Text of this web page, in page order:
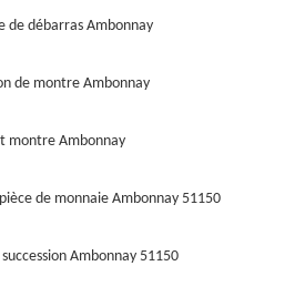
de débarras Ambonnay
de montre Ambonnay
montre Ambonnay
de monnaie Ambonnay 51150
Ambonnay 51150